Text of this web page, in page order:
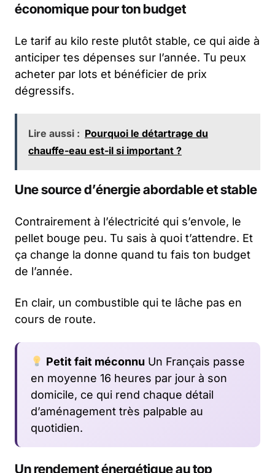
économique pour ton budget
Le tarif au kilo reste plutôt stable, ce qui aide à
anticiper tes dépenses sur l’année. Tu peux
acheter par lots et bénéficier de prix
dégressifs.
Lire aussi : Pourquoi le détartrage du
chauffe-eau est-il si important ?
Une source d’énergie abordable et stable
Contrairement à l’électricité qui s’envole, le
pellet bouge peu. Tu sais à quoi t’attendre. Et
ça change la donne quand tu fais ton budget
de l’année.
En clair, un combustible qui te lâche pas en
cours de route.
Petit fait méconnu Un Français passe
en moyenne 16 heures par jour à son
domicile, ce qui rend chaque détail
d’aménagement très palpable au
quotidien.
Un rendement énergétique au top